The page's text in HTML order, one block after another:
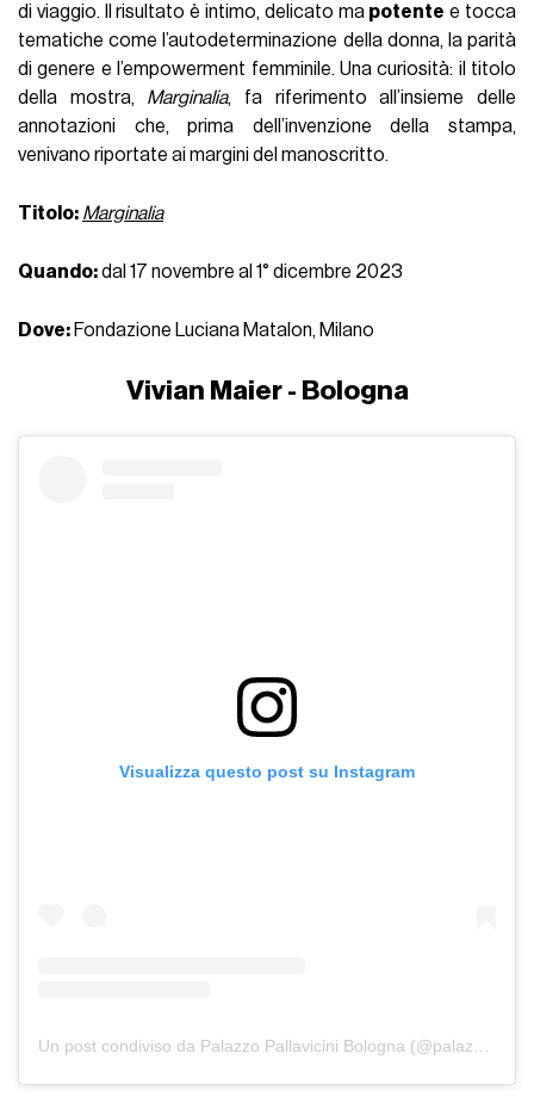
di viaggio. Il risultato è intimo, delicato ma potente e tocca
tematiche come l’autodeterminazione della donna, la parità
di genere e l’empowerment femminile. Una curiosità: il titolo
della mostra, Marginalia, fa riferimento all’insieme delle
annotazioni che, prima dell’invenzione della stampa,
venivano riportate ai margini del manoscritto.
Titolo: Marginalia
Quando:dal 17 novembre al 1° dicembre 2023
Dove: Fondazione Luciana Matalon, Milano
Vivian Maier - Bologna
Visualizza questo post su Instagram